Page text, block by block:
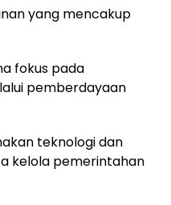
yang mencakup
fokus pada
pemberdayaan
teknologi dan
kelola pemerintahan